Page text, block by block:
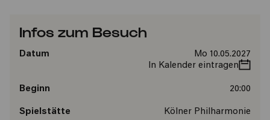
Infos zum Besuch
Datum
Mo 10.05.2027
In Kalender eintragen
Beginn 20:00
Spielstätte Kölner Philharmonie